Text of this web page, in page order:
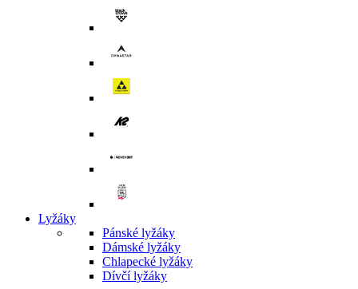
Lyžáky
Pánské lyžáky
Dámské lyžáky
Chlapecké lyžáky
Dívčí lyžáky